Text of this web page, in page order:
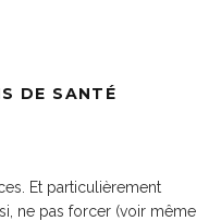
DE SANTÉ
Et particulièrement
ne pas forcer (voir même